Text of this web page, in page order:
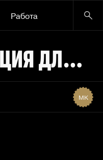
Работа
Презентация компании, презентация для бизнеса
MK